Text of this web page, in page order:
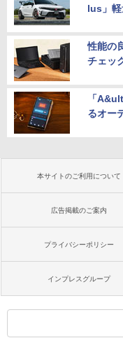
lus」軽
性能の
チェッ
「
るオー
本サイトのご利用について
広告掲載のご案内
プライバシーポリシー
インプレスグループ